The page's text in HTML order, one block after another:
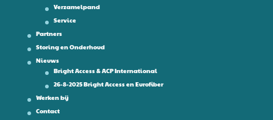
Verzamelpand
Service
Partners
Storing en Onderhoud
Nieuws
Bright Access & ACP International
26-8-2025 Bright Access en Eurofiber
Werken bij
Contact